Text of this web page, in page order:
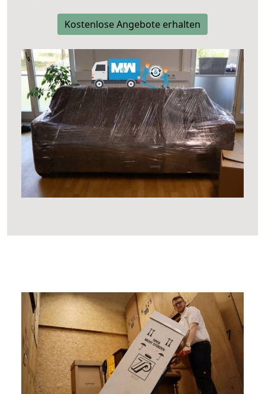
Kostenlose Angebote erhalten